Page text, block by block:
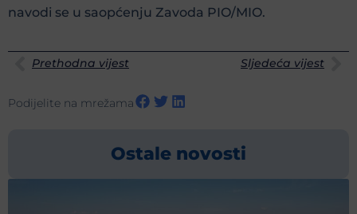
navodi se u saopćenju Zavoda PIO/MIO.
Prethodna vijest Sljedeća vijest
Podijelite na mrežama
Ostale novosti